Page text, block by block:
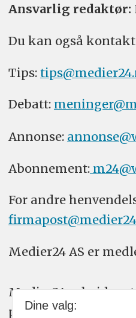
Ansvarlig redaktør:
Du kan også
Tips:
Debatt:
Annonse:
Abonnement:
For andre
Medier24 AS er
Medier24 arbeider
plakatens regler for
Dine valg: